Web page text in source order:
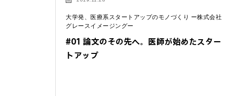
大学発、医療系スタートアップのモノづくり ー株式会社
グレースイメージングー
#01 論文のその先へ。医師が始めたスター
トアップ